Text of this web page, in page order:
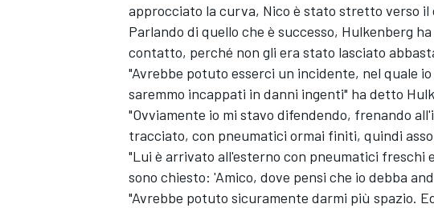
approcciato la curva, Nico è stato stretto verso
Parlando di quello che è successo, Hulkenberg
contatto, perché non gli era stato lasciato
"Avrebbe potuto esserci un incidente, nel quale
saremmo incappati in danni ingenti" ha detto
"Ovviamente io mi stavo difendendo, frenando
tracciato, con pneumatici ormai finiti, quindi
"Lui è arrivato all'esterno con pneumatici freschi
sono chiesto: 'Amico, dove pensi che io debba
"Avrebbe potuto sicuramente darmi più spazio.